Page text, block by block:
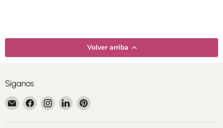
Volver arriba
Síganos
Encuéntrenos
en
Correo
Encuéntrenos
en
Facebook
Encuéntrenos
en
Instagram
Encuéntrenos
en
LinkedIn
Encuéntrenos
Pinterest